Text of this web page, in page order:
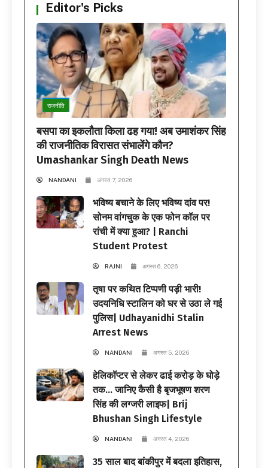
Editor's Picks
राजनीति
बसपा का इकलौता किला ढह गया! अब उमाशंकर सिंह
की राजनीतिक विरासत संभालेंगे कौन?
Umashankar Singh Death News
NANDANI अगस्त 7, 2026
भविष्य बचाने के लिए भविष्य दांव पर!
सोनम वांगचुक के एक फोन कॉल पर
रांची में क्या हुआ? | Ranchi
Student Protest
RAJNI अगस्त 6, 2026
तृषा पर कथित टिप्पणी पड़ी भारी!
उदयनिधि स्टालिन को घर से उठा ले गई
पुलिस| Udhayanidhi Stalin
Arrest News
NANDANI अगस्त 5, 2026
हेलिकॉप्टर से लेकर ढाई करोड़ के घोड़े
तक… जानिए कैसी है बृजभूषण शरण
सिंह की लग्जरी लाइफ| Brij
Bhushan Singh Lifestyle
NANDANI अगस्त 4, 2026
35 साल बाद बांकीपुर में बदला इतिहास,